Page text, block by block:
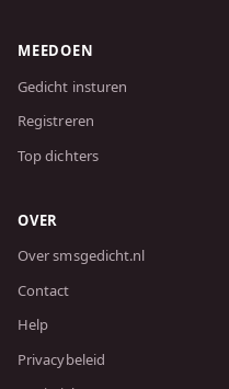
MEEDOEN
Gedicht insturen
Registreren
Top dichters
OVER
Over smsgedicht.nl
Contact
Help
Privacybeleid